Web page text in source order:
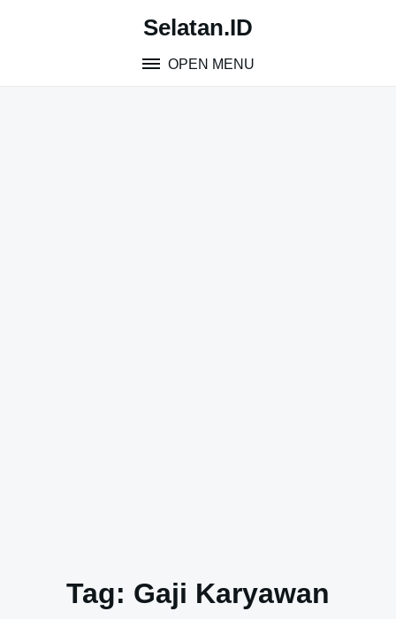
Selatan.ID
OPEN MENU
Tag: Gaji Karyawan